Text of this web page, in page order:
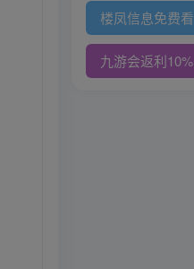
楼凤信息免费看
九游会返利10%